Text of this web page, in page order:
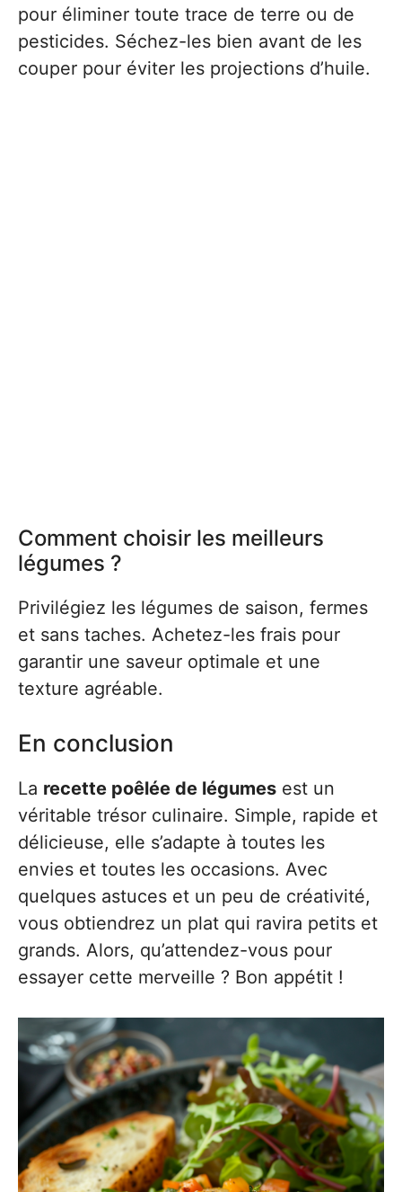
pour éliminer toute trace de terre ou de
pesticides. Séchez-les bien avant de les
couper pour éviter les projections d’huile.
Comment choisir les meilleurs
légumes ?
Privilégiez les légumes de saison, fermes
et sans taches. Achetez-les frais pour
garantir une saveur optimale et une
texture agréable.
En conclusion
La recette poêlée de légumes est un
véritable trésor culinaire. Simple, rapide et
délicieuse, elle s’adapte à toutes les
envies et toutes les occasions. Avec
quelques astuces et un peu de créativité,
vous obtiendrez un plat qui ravira petits et
grands. Alors, qu’attendez-vous pour
essayer cette merveille ? Bon appétit !